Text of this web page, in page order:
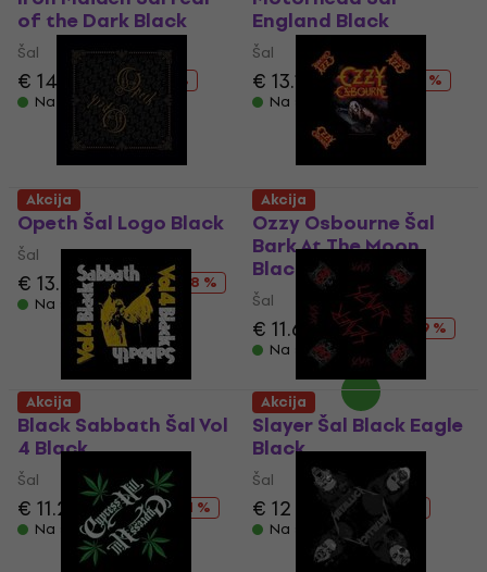
of the Dark Black
Šal
€ 14 € 18.90
- 26 %
Na stanju u skladištu
England Black
Šal
€ 13.10 € 18.90
- 31 %
Na stanju u skladištu
Opeth Šal Logo Black
Šal
€ 13.60€ 18.90
- 28 %
Na stanju u skladištu
Ozzy Osbourne Šal
Bark At The Moon
Black
Šal
€ 11.60 € 18.90
- 39 %
Na stanju u skladištu
Akcija
Black Sabbath Šal Vol
4 Black
Šal
€ 11.20 € 18.90
- 41 %
Na stanju u skladištu
Akcija
Slayer Šal Black Eagle
Black
Šal
€ 12 € 18.90
- 37 %
Na stanju u skladištu
Akcija Akcija